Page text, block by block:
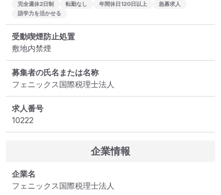
完全週休2日制 転勤なし 年間休日120日以上
急募求人
語学力を活かせる
受動喫煙防止処置
敷地内禁煙
募集者の氏名または名称
フェニックス国際税理士法人
求人番号
10222
企業情報
企業名
フェニックス国際税理士法人